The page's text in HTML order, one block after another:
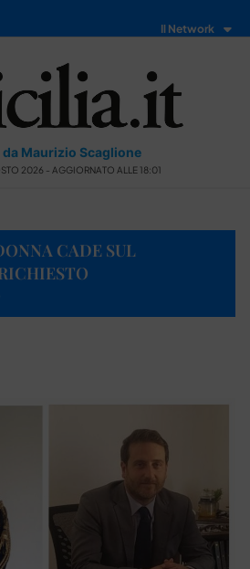
Il Network
da Maurizio Scaglione
2026 - AGGIORNATO ALLE 18:01
CADE SUL